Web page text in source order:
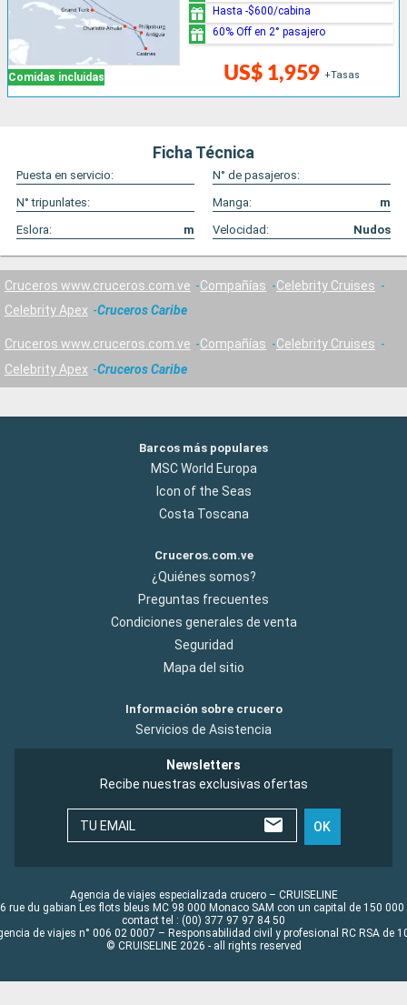
Comidas incluidas US$ 1,959 +Tasas
Hasta -$600/cabina
60% Off en 2° pasajero
Ficha Técnica
Puesta en servicio:
N° de pasajeros:
N° tripunlates:
Manga:
m
Eslora:
m Velocidad: Nudos
Cruceros www.cruceros.com.ve Compañías
Celebrity Cruises
Celebrity Apex
Cruceros Caribe
Cruceros www.cruceros.com.ve Compañías
Celebrity Cruises
Celebrity Apex
Cruceros Caribe
Barcos más populares
MSC World Europa
Icon of the Seas
Costa Toscana
Cruceros.com.ve
¿Quiénes somos?
Preguntas frecuentes
Condiciones generales de venta
Seguridad
Mapa del sitio
Información sobre crucero
Servicios de Asistencia
Newsletters
Recibe nuestras exclusivas ofertas
TU EMAIL OK
Agencia de viajes especializada crucero – CRUISELINE
rue du gabian Les flots bleus MC 98 000 Monaco SAM con un capital de 150 000
contact tel : (00) 377 97 97 84 50
de viajes n° 006 02 0007 – Responsabilidad civil y profesional RC RSA de
© CRUISELINE 2026 - all rights reserved